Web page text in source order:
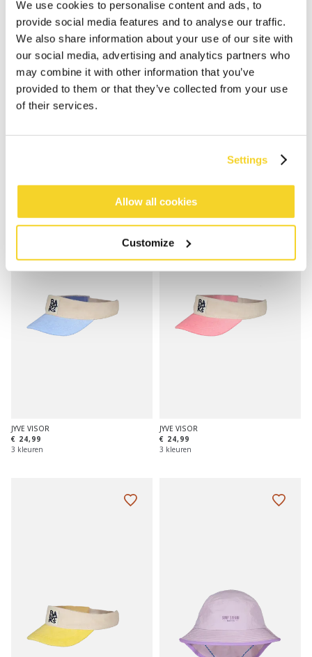
We use cookies to personalise content and ads, to
provide social media features and to analyse our traffic.
We also share information about your use of our site with
our social media, advertising and analytics partners who
may combine it with other information that you’ve
provided to them or that they’ve collected from your use
of their services.
Settings
Allow all cookies
Customize
4 kleuren
4 kleuren
JYVE VISOR
€ 24,99
3 kleuren
JYVE VISOR
€ 24,99
3 kleuren